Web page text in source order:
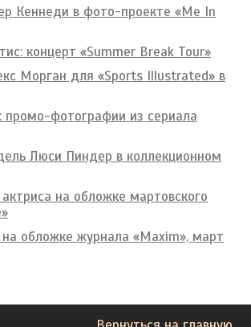
Кеннеди в фото-проекте «Me In
концерт «Summer Break Tour»
Морган для «Sports Illustrated» в
фотографии из сериала
Люси Пиндер в коллекционном
на обложке мартовского
обложке журнала «Maxim», март